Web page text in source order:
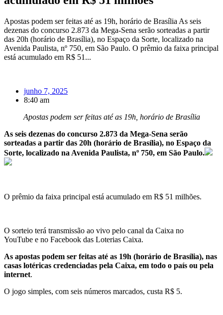
Apostas podem ser feitas até as 19h, horário de Brasília As seis
dezenas do concurso 2.873 da Mega-Sena serão sorteadas a partir
das 20h (horário de Brasília), no Espaço da Sorte, localizado na
Avenida Paulista, nº 750, em São Paulo. O prêmio da faixa principal
está acumulado em R$ 51...
junho 7, 2025
8:40 am
Apostas podem ser feitas até as 19h, horário de Brasília
As seis dezenas do concurso 2.873 da Mega-Sena serão
sorteadas a partir das 20h (horário de Brasília), no Espaço da
Sorte, localizado na Avenida Paulista, nº 750, em São Paulo.
O prêmio da faixa principal está acumulado em R$ 51 milhões.
O sorteio terá transmissão ao vivo pelo canal da Caixa no
YouTube e no Facebook das Loterias Caixa.
As apostas podem ser feitas até as 19h (horário de Brasília), nas
casas lotéricas credenciadas pela Caixa, em todo o país ou pela
internet.
O jogo simples, com seis números marcados, custa R$ 5.